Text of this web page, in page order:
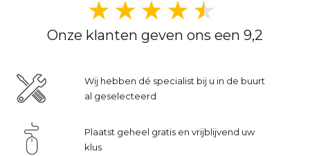
Onze klanten geven ons een 9,2
Wij hebben dé specialist bij u in de buurt
al geselecteerd
Plaatst geheel gratis en vrijblijvend uw
klus